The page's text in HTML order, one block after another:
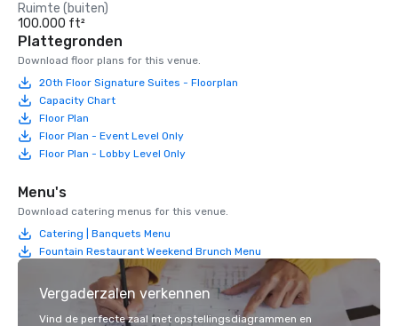
Ruimte (buiten)
100.000 ft²
Plattegronden
Download floor plans for this venue.
20th Floor Signature Suites - Floorplan
Capacity Chart
Floor Plan
Floor Plan - Event Level Only
Floor Plan - Lobby Level Only
Menu's
Download catering menus for this venue.
Catering | Banquets Menu
Fountain Restaurant Weekend Brunch Menu
Vergaderzalen verkennen
Vind de perfecte zaal met opstellingsdiagrammen en